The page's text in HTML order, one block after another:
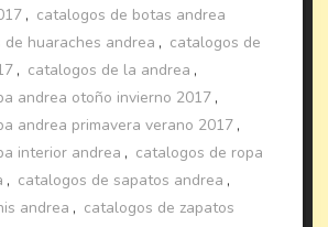
, catalogos de botas andrea
huaraches andrea , catalogos de
, catalogos de la andrea ,
andrea otoño invierno 2017 ,
andrea primavera verano 2017 ,
interior andrea , catalogos de ropa
, catalogos de sapatos andrea ,
andrea , catalogos de zapatos